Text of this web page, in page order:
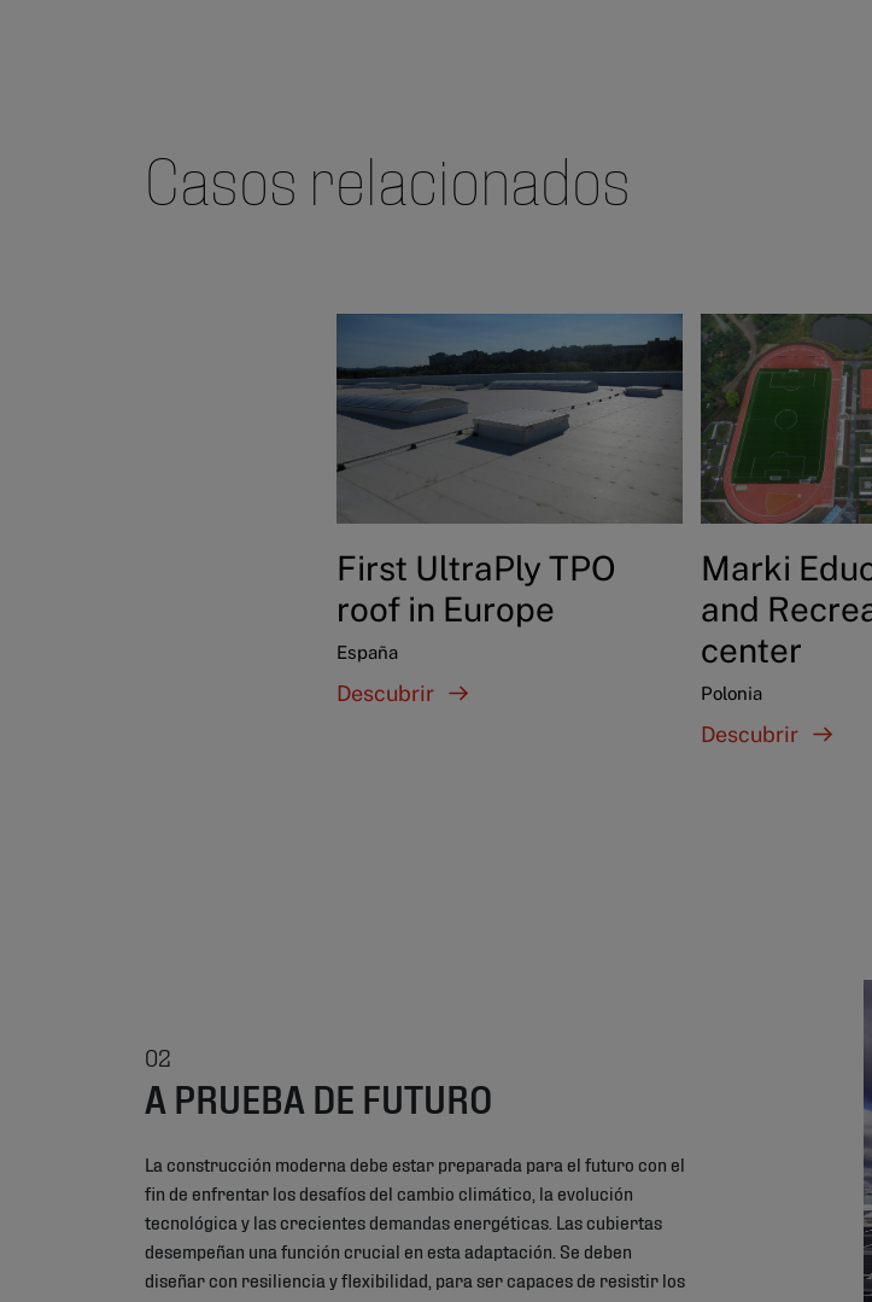
Casos relacionados
First UltraPly TPO
roof in Europe
España
Descubrir
Marki
and
center
Polonia
Descubrir
02
A PRUEBA DE FUTURO
La construcción moderna debe estar preparada para el futuro con el
fin de enfrentar los desafíos del cambio climático, la evolución
tecnológica y las crecientes demandas energéticas. Las cubiertas
desempeñan una función crucial en esta adaptación. Se deben
diseñar con resiliencia y flexibilidad, para ser capaces de resistir los